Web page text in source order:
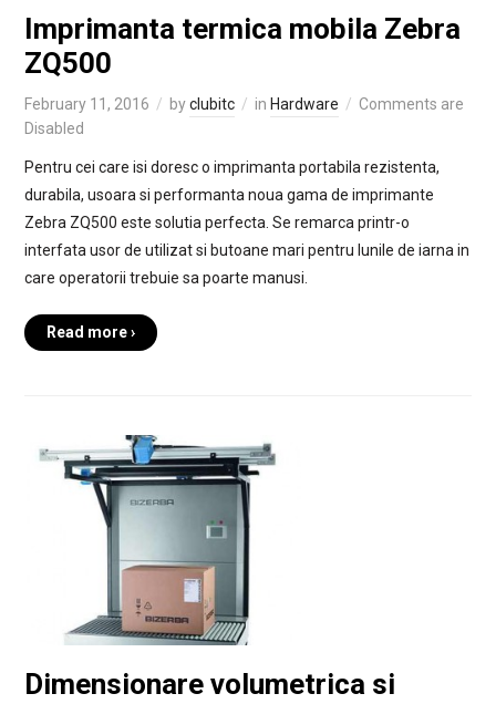
Imprimanta termica mobila Zebra
ZQ500
February 11, 2016 byclubitc in Hardware
Comments are
Disabled
Pentru cei care isi doresc o imprimanta portabila rezistenta,
durabila, usoara si performanta noua gama de imprimante
Zebra ZQ500 este solutia perfecta. Se remarca printr-o
interfata usor de utilizat si butoane mari pentru lunile de iarna in
care operatorii trebuie sa poarte manusi.
Read more ›
Dimensionare volumetrica si